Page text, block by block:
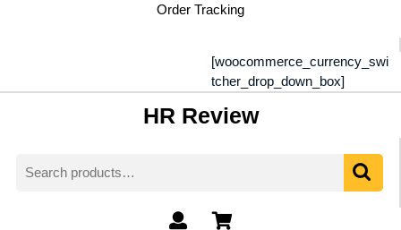
Order Tracking
[woocommerce_currency_swi
tcher_drop_down_box]
HR Review
for:
My
shopping